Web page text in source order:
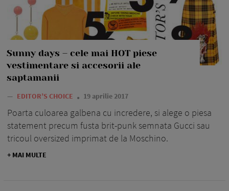
Sunny days – cele mai HOT piese
vestimentare si accesorii ale
saptamanii
— EDITOR’S CHOICE 19 aprilie 2017
Poarta culoarea galbena cu incredere, si alege o piesa
statement precum fusta brit-punk semnata Gucci sau
tricoul oversized imprimat de la Moschino.
+ MAI MULTE